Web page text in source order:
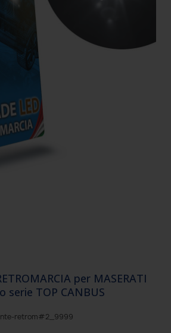
per MASERATI
serie TOP CANBUS
retrom#2_9999